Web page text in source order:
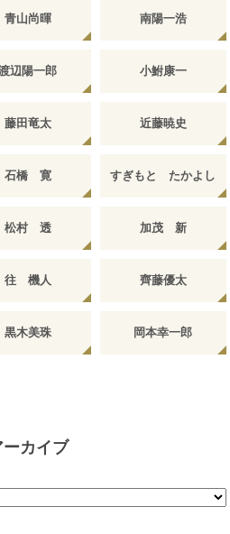
青山尚暉 南陽一浩
辺陽一郎 小鮒康一
藤田竜太 近藤暁史
石橋 寛 すぎもと たかよし
松村 透 加茂 新
往 機人 齊藤優太
黒木美珠 岡本幸一郎
ーカイブ